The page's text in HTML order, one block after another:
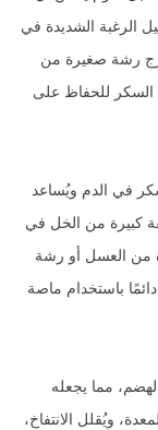
الرغبة الشديدة في
رشة صغيرة من
السكر للحفاظ على
في الدم ويُساعد
كبيرة من الخل في
من العسل أو رشة
باستخدام ماصة
مما يجعله
ويُقلل الانتفاخ،